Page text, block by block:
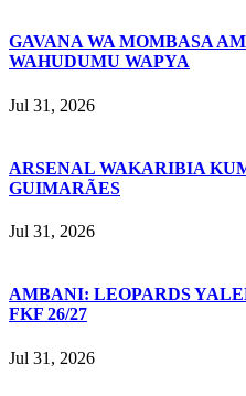
GAVANA WA MOMBASA
WAHUDUMU WAPYA
Jul 31, 2026
ARSENAL WAKARIBIA
GUIMARÃES
Jul 31, 2026
AMBANI: LEOPARDS
FKF 26/27
Jul 31, 2026